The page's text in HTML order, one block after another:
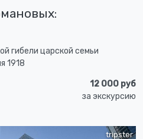
гибели царской семьи
1918
12 000 руб
за экскурсию
tripster